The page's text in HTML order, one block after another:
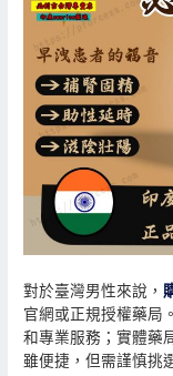
對於臺灣男性來說，
官網或正規授權藥局
和專業服務；實體藥
雖便捷，但需謹慎挑